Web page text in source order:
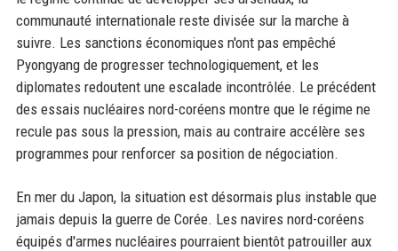
communauté internationale reste divisée sur la marche à
suivre. Les sanctions économiques n'ont pas empêché
Pyongyang de progresser technologiquement, et les
diplomates redoutent une escalade incontrôlée. Le précédent
des essais nucléaires nord-coréens montre que le régime ne
recule pas sous la pression, mais au contraire accélère ses
programmes pour renforcer sa position de négociation.
En mer du Japon, la situation est désormais plus instable que
jamais depuis la guerre de Corée. Les navires nord-coréens
équipés d'armes nucléaires pourraient bientôt patrouiller aux